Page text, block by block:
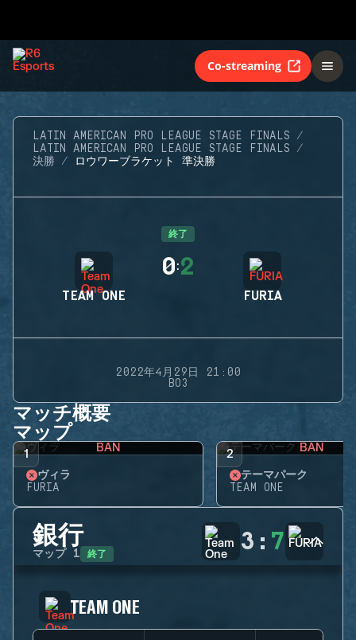
Co-streaming
LATIN AMERICAN PRO LEAGUE STAGE FINALS
LATIN AMERICAN PRO LEAGUE STAGE FINALS
決勝
ロウワーブラケット 準決勝
終了
TEAM ONE
0:2
FURIA
2022年4月29日 21:00
BO3
マッチ概要
マップ
1 BAN
ヴィラ
FURIA
2 BAN
テーマパーク
TEAM ONE
銀行
マップ 1 終了 3 : 7
TEAM ONE